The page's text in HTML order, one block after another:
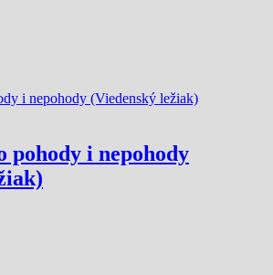
pohody i nepohody